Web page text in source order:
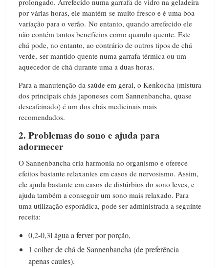
prolongado. Arrefecido numa garrafa de vidro na geladeira
por várias horas, ele mantém-se muito fresco e é uma boa
variação para o verão. No entanto, quando arrefecido ele
não contém tantos benefícios como quando quente. Este
chá pode, no entanto, ao contrário de outros tipos de chá
verde, ser mantido quente numa garrafa térmica ou um
aquecedor de chá durante uma a duas horas.
Para a manutenção da saúde em geral, o Kenkocha (mistura
dos principais chás japoneses com Sannenbancha, quase
descafeinado) é um dos chás medicinais mais
recomendados.
2. Problemas do sono e ajuda para
adormecer
O Sannenbancha cria harmonia no organismo e oferece
efeitos bastante relaxantes em casos de nervosismo. Assim,
ele ajuda bastante em casos de distúrbios do sono leves, e
ajuda também a conseguir um sono mais relaxado. Para
uma utilização esporádica, pode ser administrada a seguinte
receita:
0,2-0,3l água a ferver por porção,
1 colher de chá de Sannenbancha (de preferência
apenas caules),